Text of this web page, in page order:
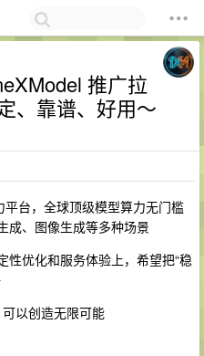
推广拉
、靠谱、好用～
台，全球顶级模型算力无门槛
成、图像生成等多种场景
优化和服务体验上，希望把“稳
以创造无限可能